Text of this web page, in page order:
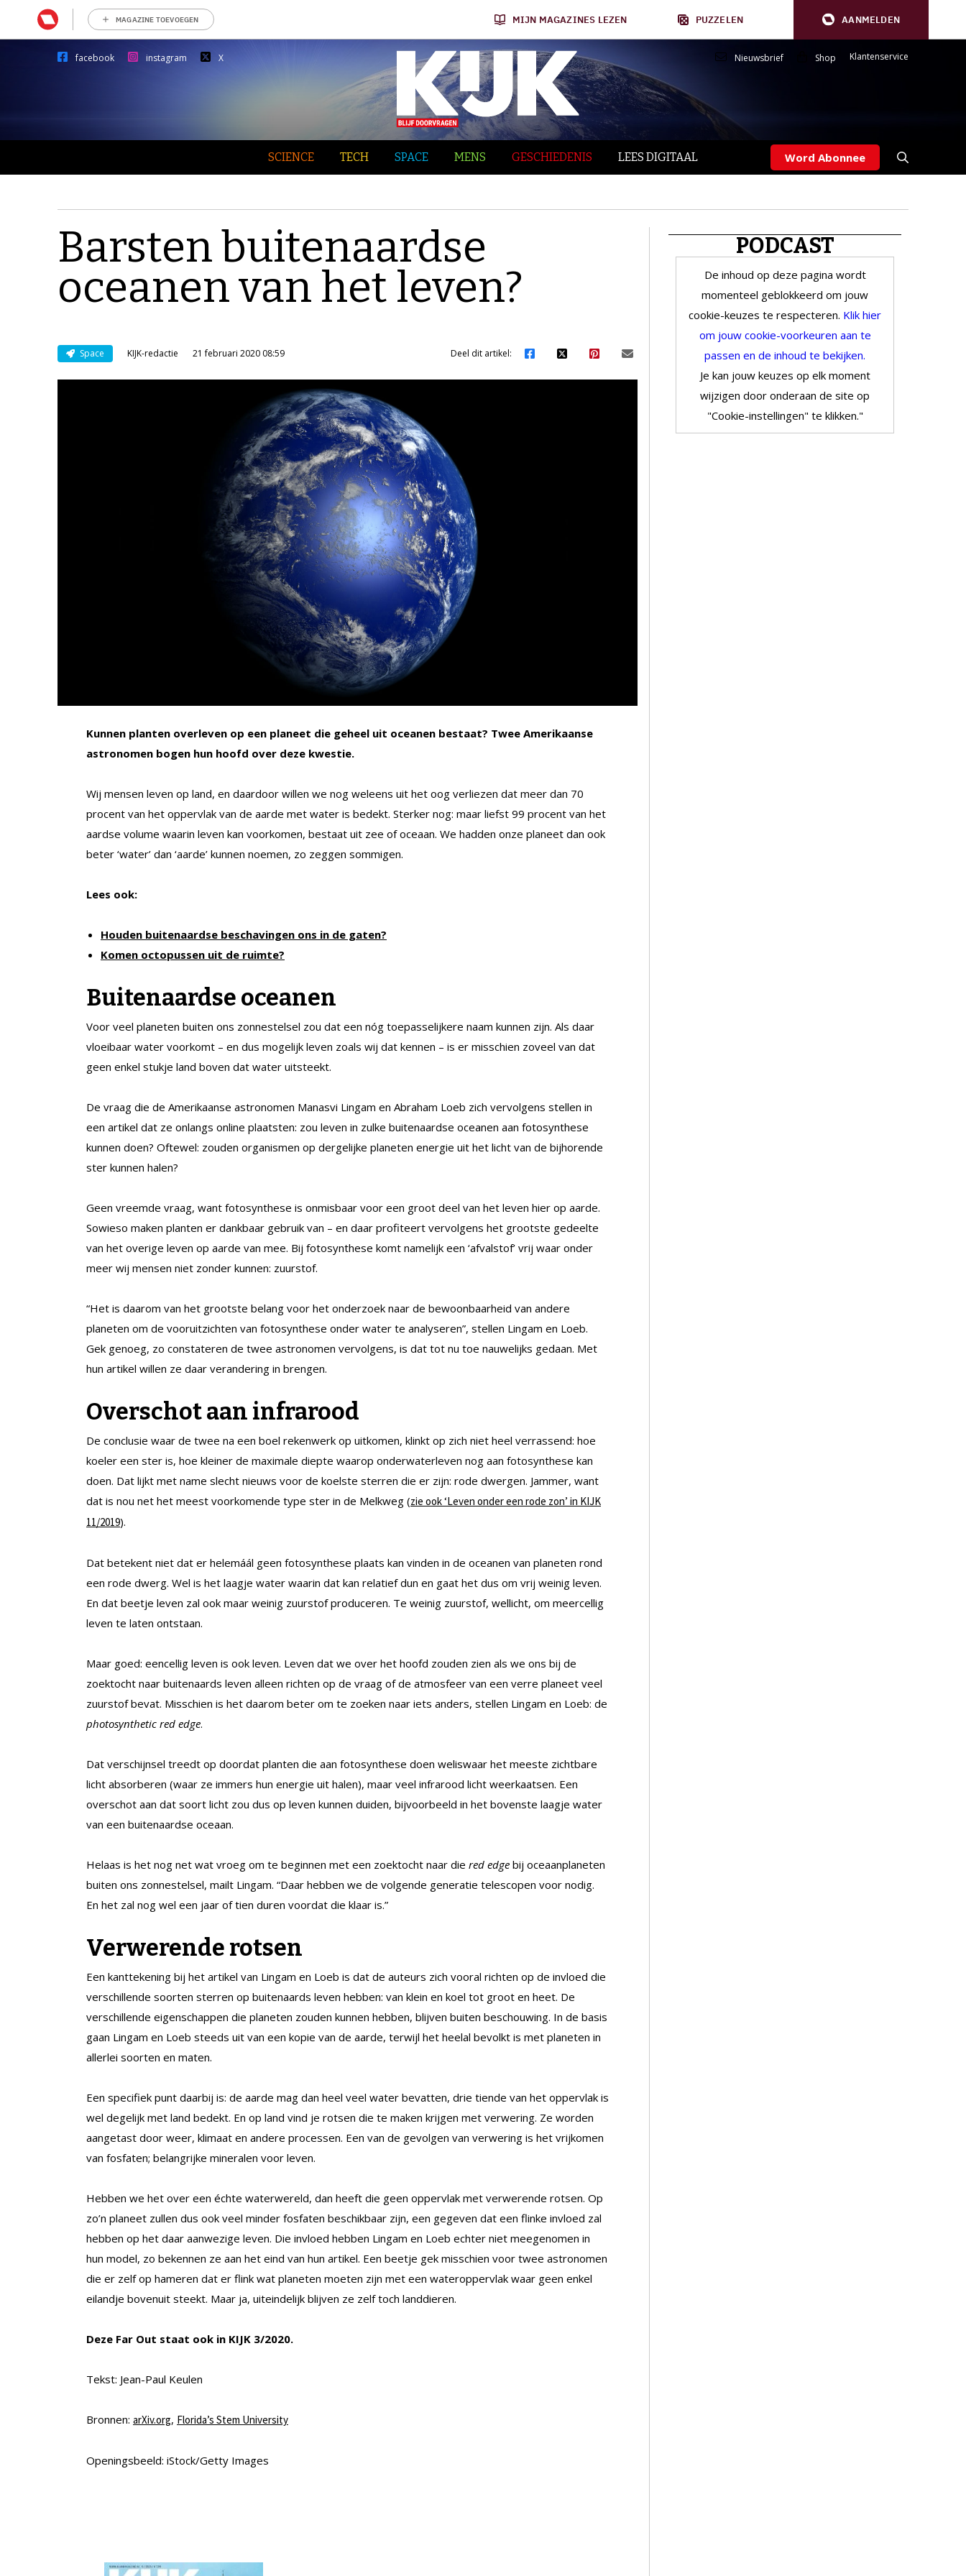
MAGAZINE TOEVOEGEN MIJN MAGAZINES LEZEN PUZZELEN AANMELDEN
facebook instagram X Nieuwsbrief Shop Klantenservice
SCIENCE TECH SPACE MENS GESCHIEDENIS LEES DIGITAAL Word Abonnee
Barsten buitenaardse
oceanen van het leven?
Space KIJK-redactie 21 februari 2020 08:59 Deel dit artikel:
Kunnen planten overleven op een planeet die geheel uit oceanen bestaat? Twee Amerikaanse
astronomen bogen hun hoofd over deze kwestie.
Wij mensen leven op land, en daardoor willen we nog weleens uit het oog verliezen dat meer dan 70
procent van het oppervlak van de aarde met water is bedekt. Sterker nog: maar liefst 99 procent van het
aardse volume waarin leven kan voorkomen, bestaat uit zee of oceaan. We hadden onze planeet dan ook
beter ‘water’ dan ‘aarde’ kunnen noemen, zo zeggen sommigen.
Lees ook:
Houden buitenaardse beschavingen ons in de gaten?
Komen octopussen uit de ruimte?
Buitenaardse oceanen
Voor veel planeten buiten ons zonnestelsel zou dat een nóg toepasselijkere naam kunnen zijn. Als daar
vloeibaar water voorkomt – en dus mogelijk leven zoals wij dat kennen – is er misschien zoveel van dat
geen enkel stukje land boven dat water uitsteekt.
De vraag die de Amerikaanse astronomen Manasvi Lingam en Abraham Loeb zich vervolgens stellen in
een artikel dat ze onlangs online plaatsten: zou leven in zulke buitenaardse oceanen aan fotosynthese
kunnen doen? Oftewel: zouden organismen op dergelijke planeten energie uit het licht van de bijhorende
ster kunnen halen?
Geen vreemde vraag, want fotosynthese is onmisbaar voor een groot deel van het leven hier op aarde.
Sowieso maken planten er dankbaar gebruik van – en daar profiteert vervolgens het grootste gedeelte
van het overige leven op aarde van mee. Bij fotosynthese komt namelijk een ‘afvalstof’ vrij waar onder
meer wij mensen niet zonder kunnen: zuurstof.
“Het is daarom van het grootste belang voor het onderzoek naar de bewoonbaarheid van andere
planeten om de vooruitzichten van fotosynthese onder water te analyseren”, stellen Lingam en Loeb.
Gek genoeg, zo constateren de twee astronomen vervolgens, is dat tot nu toe nauwelijks gedaan. Met
hun artikel willen ze daar verandering in brengen.
Overschot aan infrarood
De conclusie waar de twee na een boel rekenwerk op uitkomen, klinkt op zich niet heel verrassend: hoe
koeler een ster is, hoe kleiner de maximale diepte waarop onderwaterleven nog aan fotosynthese kan
doen. Dat lijkt met name slecht nieuws voor de koelste sterren die er zijn: rode dwergen. Jammer, want
dat is nou net het meest voorkomende type ster in de Melkweg (zie ook ‘Leven onder een rode zon’ in KIJK
11/2019).
Dat betekent niet dat er helemáál geen fotosynthese plaats kan vinden in de oceanen van planeten rond
een rode dwerg. Wel is het laagje water waarin dat kan relatief dun en gaat het dus om vrij weinig leven.
En dat beetje leven zal ook maar weinig zuurstof produceren. Te weinig zuurstof, wellicht, om meercellig
leven te laten ontstaan.
Maar goed: eencellig leven is ook leven. Leven dat we over het hoofd zouden zien als we ons bij de
zoektocht naar buitenaards leven alleen richten op de vraag of de atmosfeer van een verre planeet veel
zuurstof bevat. Misschien is het daarom beter om te zoeken naar iets anders, stellen Lingam en Loeb: de
photosynthetic red edge.
Dat verschijnsel treedt op doordat planten die aan fotosynthese doen weliswaar het meeste zichtbare
licht absorberen (waar ze immers hun energie uit halen), maar veel infrarood licht weerkaatsen. Een
overschot aan dat soort licht zou dus op leven kunnen duiden, bijvoorbeeld in het bovenste laagje water
van een buitenaardse oceaan.
Helaas is het nog net wat vroeg om te beginnen met een zoektocht naar die red edge bij oceaanplaneten
buiten ons zonnestelsel, mailt Lingam. “Daar hebben we de volgende generatie telescopen voor nodig.
En het zal nog wel een jaar of tien duren voordat die klaar is.”
Verwerende rotsen
Een kanttekening bij het artikel van Lingam en Loeb is dat de auteurs zich vooral richten op de invloed die
verschillende soorten sterren op buitenaards leven hebben: van klein en koel tot groot en heet. De
verschillende eigenschappen die planeten zouden kunnen hebben, blijven buiten beschouwing. In de basis
gaan Lingam en Loeb steeds uit van een kopie van de aarde, terwijl het heelal bevolkt is met planeten in
allerlei soorten en maten.
Een specifiek punt daarbij is: de aarde mag dan heel veel water bevatten, drie tiende van het oppervlak is
wel degelijk met land bedekt. En op land vind je rotsen die te maken krijgen met verwering. Ze worden
aangetast door weer, klimaat en andere processen. Een van de gevolgen van verwering is het vrijkomen
van fosfaten; belangrijke mineralen voor leven.
Hebben we het over een échte waterwereld, dan heeft die geen oppervlak met verwerende rotsen. Op
zo’n planeet zullen dus ook veel minder fosfaten beschikbaar zijn, een gegeven dat een flinke invloed zal
hebben op het daar aanwezige leven. Die invloed hebben Lingam en Loeb echter niet meegenomen in
hun model, zo bekennen ze aan het eind van hun artikel. Een beetje gek misschien voor twee astronomen
die er zelf op hameren dat er flink wat planeten moeten zijn met een wateroppervlak waar geen enkel
eilandje bovenuit steekt. Maar ja, uiteindelijk blijven ze zelf toch landdieren.
Deze Far Out staat ook in KIJK 3/2020.
Tekst: Jean-Paul Keulen
Bronnen: arXiv.org, Florida’s Stem University
Openingsbeeld: iStock/Getty Images
PODCAST
De inhoud op deze pagina wordt
momenteel geblokkeerd om jouw
cookie-keuzes te respecteren. Klik hier
om jouw cookie-voorkeuren aan te
passen en de inhoud te bekijken.
Je kan jouw keuzes op elk moment
wijzigen door onderaan de site op
"Cookie-instellingen" te klikken."